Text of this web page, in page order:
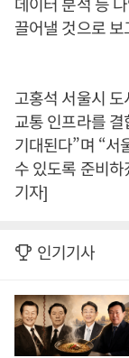
끌어낼 것으로 보
고홍석 서울시
교통 인프라를
기대된다”며 “서
수 있도록 준비
기자]
인기기사